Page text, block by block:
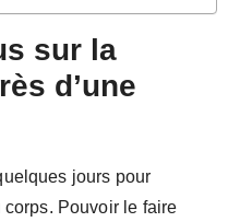
sur la
d’une
jours pour
Pouvoir le faire